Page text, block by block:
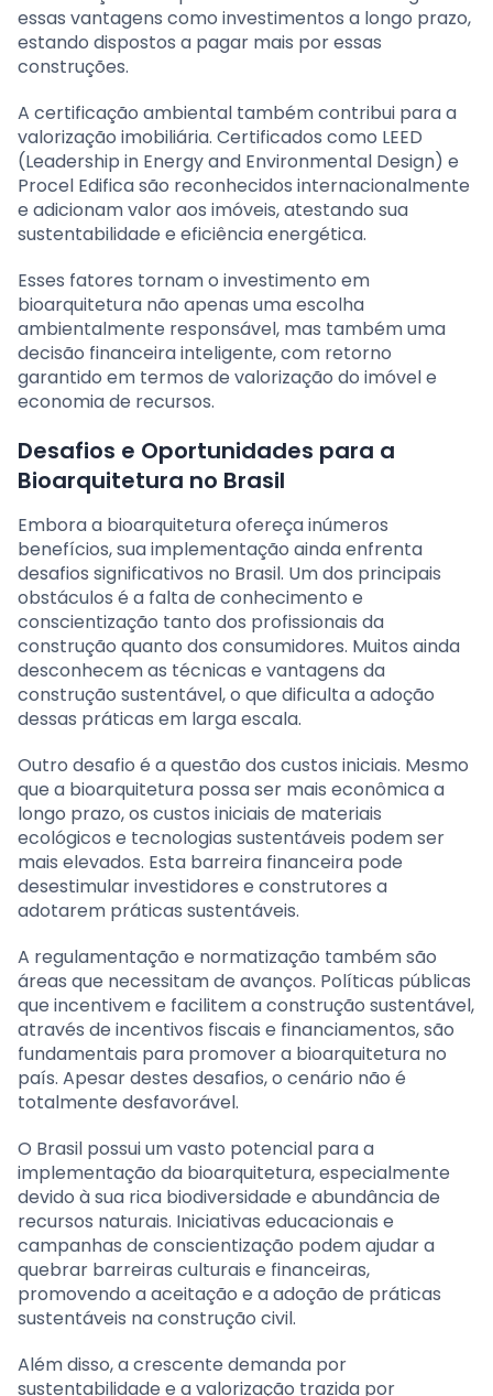
essas vantagens como investimentos a longo prazo,
estando dispostos a pagar mais por essas
construções.
A certificação ambiental também contribui para a
valorização imobiliária. Certificados como LEED
(Leadership in Energy and Environmental Design) e
Procel Edifica são reconhecidos internacionalmente
e adicionam valor aos imóveis, atestando sua
sustentabilidade e eficiência energética.
Esses fatores tornam o investimento em
bioarquitetura não apenas uma escolha
ambientalmente responsável, mas também uma
decisão financeira inteligente, com retorno
garantido em termos de valorização do imóvel e
economia de recursos.
Desafios e Oportunidades para a
Bioarquitetura no Brasil
Embora a bioarquitetura ofereça inúmeros
benefícios, sua implementação ainda enfrenta
desafios significativos no Brasil. Um dos principais
obstáculos é a falta de conhecimento e
conscientização tanto dos profissionais da
construção quanto dos consumidores. Muitos ainda
desconhecem as técnicas e vantagens da
construção sustentável, o que dificulta a adoção
dessas práticas em larga escala.
Outro desafio é a questão dos custos iniciais. Mesmo
que a bioarquitetura possa ser mais econômica a
longo prazo, os custos iniciais de materiais
ecológicos e tecnologias sustentáveis podem ser
mais elevados. Esta barreira financeira pode
desestimular investidores e construtores a
adotarem práticas sustentáveis.
A regulamentação e normatização também são
áreas que necessitam de avanços. Políticas públicas
que incentivem e facilitem a construção sustentável,
através de incentivos fiscais e financiamentos, são
fundamentais para promover a bioarquitetura no
país. Apesar destes desafios, o cenário não é
totalmente desfavorável.
O Brasil possui um vasto potencial para a
implementação da bioarquitetura, especialmente
devido à sua rica biodiversidade e abundância de
recursos naturais. Iniciativas educacionais e
campanhas de conscientização podem ajudar a
quebrar barreiras culturais e financeiras,
promovendo a aceitação e a adoção de práticas
sustentáveis na construção civil.
Além disso, a crescente demanda por
sustentabilidade e a valorização trazida por